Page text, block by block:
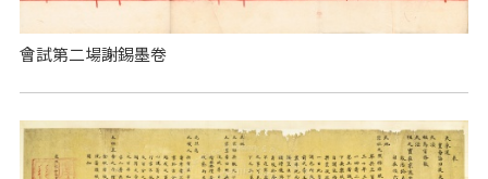
會試第二場謝錫墨卷